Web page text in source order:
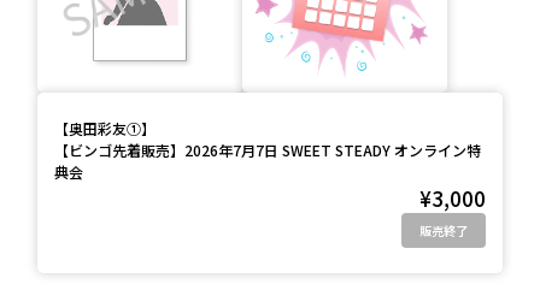
【奥田彩友①】
【ビンゴ先着販売】2026年7月7日 SWEET STEADY オンライン特
典会
¥3,000
販売終了